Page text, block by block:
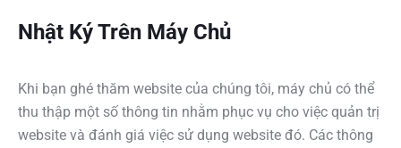
Nhật Ký Trên Máy Chủ
Khi bạn ghé thăm website của chúng tôi, máy chủ có thể
thu thập một số thông tin nhằm phục vụ cho việc quản trị
website và đánh giá việc sử dụng website đó. Các thông